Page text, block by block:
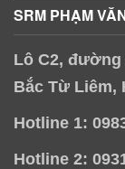
SRM PHẠM
Lô C2, đường
Bắc Từ Liêm,
Hotline 1:
Hotline 2: